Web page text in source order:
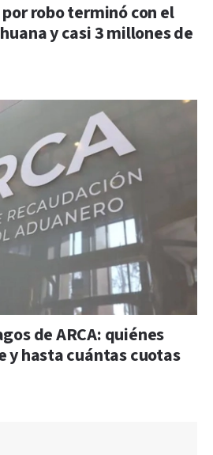
robo terminó con el
y casi 3 millones de
de ARCA: quiénes
y hasta cuántas cuotas